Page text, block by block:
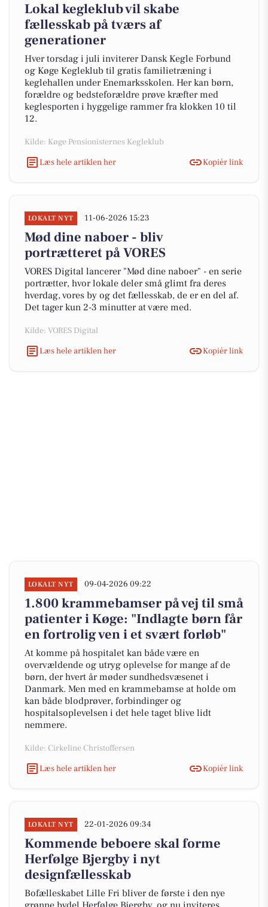
Lokal kegleklub vil skabe
fællesskab på tværs af
generationer
Hver torsdag i juli inviterer Dansk Kegle Forbund
og Køge Kegleklub til gratis familietræning i
keglehallen under Enemarksskolen. Her kan børn,
forældre og bedsteforældre prøve kræfter med
keglesporten i hyggelige rammer fra klokken 10 til
12.
Kilde: Køge Pensionisternes Kegleklub
Læs hele artiklen her
Kopiér link
LOKALT NYT 11-06-2026 15:23
Mød dine naboer - bliv
portrætteret på VORES
VORES Digital lancerer "Mød dine naboer" - en serie
portrætter, hvor lokale deler små glimt fra deres
hverdag, vores by og det fællesskab, de er en del af.
Det tager kun 2-3 minutter at være med.
Kilde: VORES Digital
Læs hele artiklen her
Kopiér link
LOKALT NYT 09-04-2026 09:22
1.800 krammebamser på vej til små
patienter i Køge: "Indlagte børn får
en fortrolig ven i et svært forløb"
At komme på hospitalet kan både være en
overvældende og utryg oplevelse for mange af de
børn, der hvert år møder sundhedsvæsenet i
Danmark. Men med en krammebamse at holde om
kan både blodprøver, forbindinger og
hospitalsoplevelsen i det hele taget blive lidt
nemmere.
Kilde: Cirkeline Christoffersen
Læs hele artiklen her
Kopiér link
LOKALT NYT 22-01-2026 09:34
Kommende beboere skal forme
Herfølge Bjergby i nyt
designfællesskab
Bofælleskabet Lille Fri bliver de første i den nye